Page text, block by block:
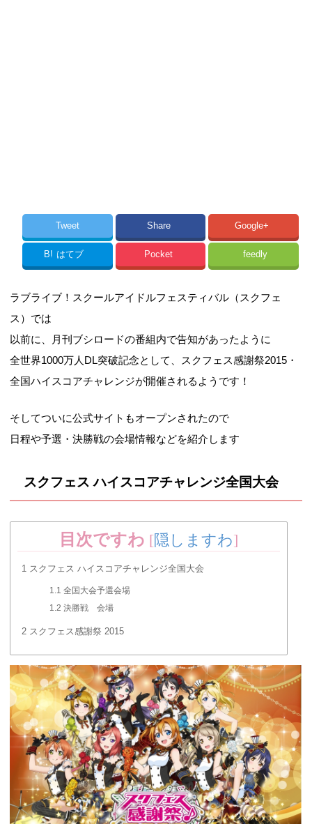
Tweet Share Google+
B! はてブ Pocket feedly
ラブライブ！スクールアイドルフェスティバル（スクフェ
ス）では
以前に、月刊ブシロードの番組内で告知があったように
全世界1000万人DL突破記念として、スクフェス感謝祭2015・
全国ハイスコアチャレンジが開催されるようです！
そしてついに公式サイトもオープンされたので
日程や予選・決勝戦の会場情報などを紹介します
スクフェス ハイスコアチャレンジ全国大会
目次ですわ [隠しますわ]
1 スクフェス ハイスコアチャレンジ全国大会
1.1 全国大会予選会場
1.2 決勝戦 会場
2 スクフェス感謝祭 2015